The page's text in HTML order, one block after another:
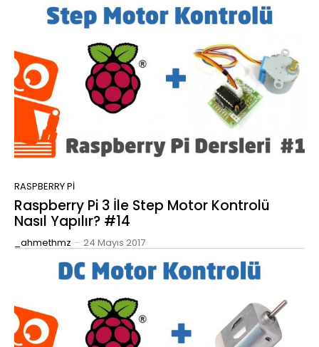
RASPBERRY PI
Raspberry Pi 3 İle Step Motor Kontrolü
Nasıl Yapılır? #14
_ahmethmz - 24 Mayıs 2017